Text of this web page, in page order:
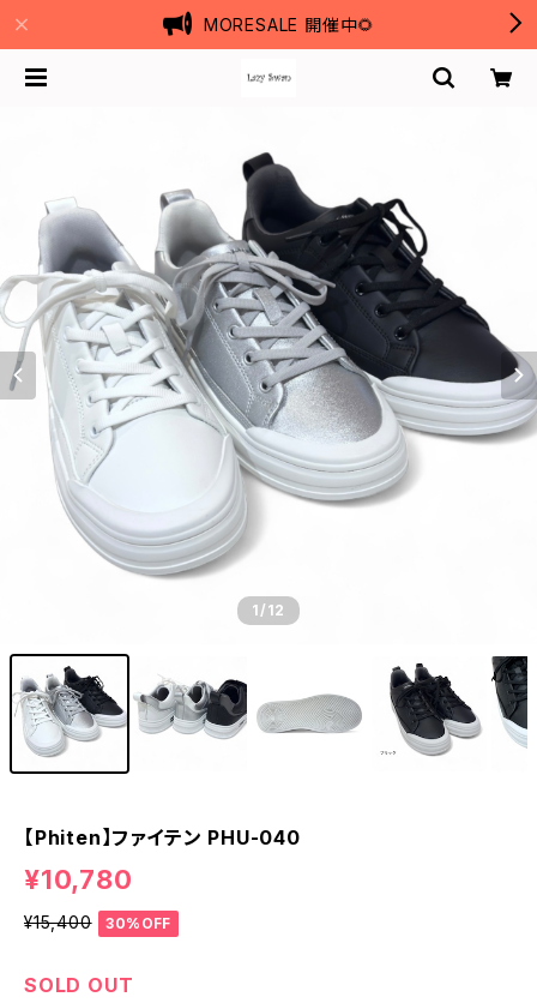
MORESALE 開催中🌻
1/12
【Phiten】ファイテン PHU-040
¥10,780
¥15,400 30%OFF
SOLD OUT